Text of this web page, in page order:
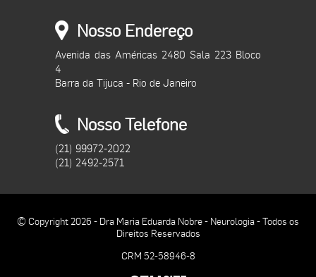
Nosso Endereço
Avenida das Américas 2480 Sala 223 Bloco
4
Barra da Tijuca - Rio de Janeiro
Nosso Telefone
(21) 99972-2022
(21) 2492-2571
© Copyright 2026 - Dra Maria Eduarda Nobre - Neurologia - Todos os
Direitos Reservados
CRM 52-58946-8